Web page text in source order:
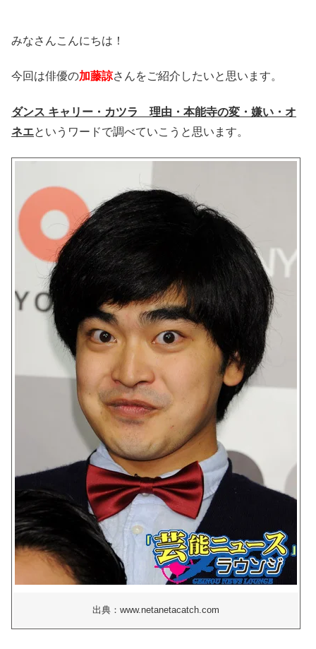
みなさんこんにちは！
今回は俳優の加藤諒さんをご紹介したいと思います。
ダンス キャリー・カツラ 理由・本能寺の変・嫌い・オ
ネエというワードで調べていこうと思います。
出典：www.netanetacatch.com